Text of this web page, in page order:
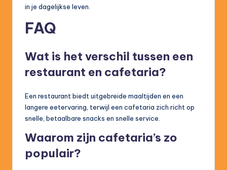
in je dagelijkse leven.
FAQ
Wat is het verschil tussen een
restaurant en cafetaria?
Een restaurant biedt uitgebreide maaltijden en een
langere eetervaring, terwijl een cafetaria zich richt op
snelle, betaalbare snacks en snelle service.
Waarom zijn cafetaria’s zo
populair?